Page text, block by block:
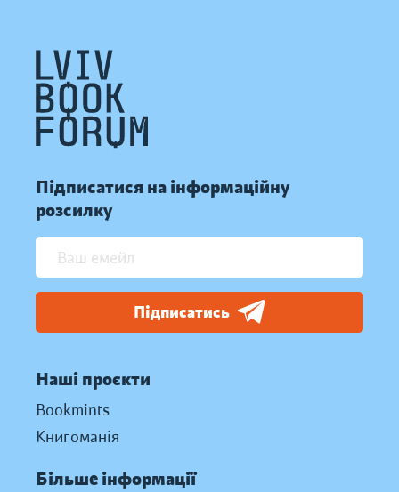
Підписатися на інформаційну
розсилку
Підписатись
Наші проєкти
Bookmints
Книгоманія
Більше інформації